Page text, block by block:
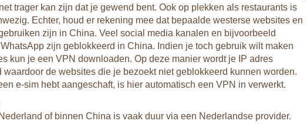
trager kan zijn dat je gewend bent. Ook op plekken als restaurants is
Echter, houd er rekening mee dat bepaalde westerse websites en
zijn in China. Veel social media kanalen en bijvoorbeeld
zijn geblokkeerd in China. Indien je toch gebruik wilt maken
kun je een VPN downloaden. Op deze manier wordt je IP adres
waardoor de websites die je bezoekt niet geblokkeerd kunnen worden.
e-sim hebt aangeschaft, is hier automatisch een VPN in verwerkt.
of binnen China is vaak duur via een Nederlandse provider.